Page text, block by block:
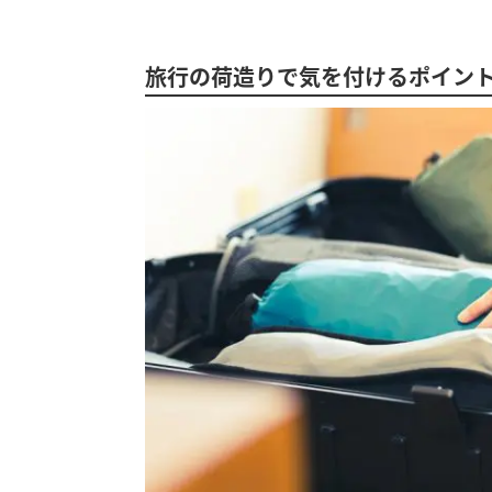
旅行の荷造りで気を付けるポイン